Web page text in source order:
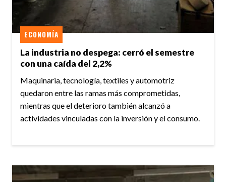
La industria no despega: cerró el semestre
con una caída del 2,2%
ECONOMÍA
Maquinaria, tecnología, textiles y automotriz
quedaron entre las ramas más comprometidas,
mientras que el deterioro también alcanzó a
actividades vinculadas con la inversión y el consumo.